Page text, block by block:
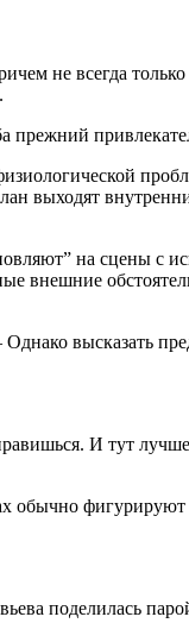
не всег­да
прежний
выходят
на сцены с
внешние
Однако высказать
И тут лучше
обычно фигурируют
поделилась